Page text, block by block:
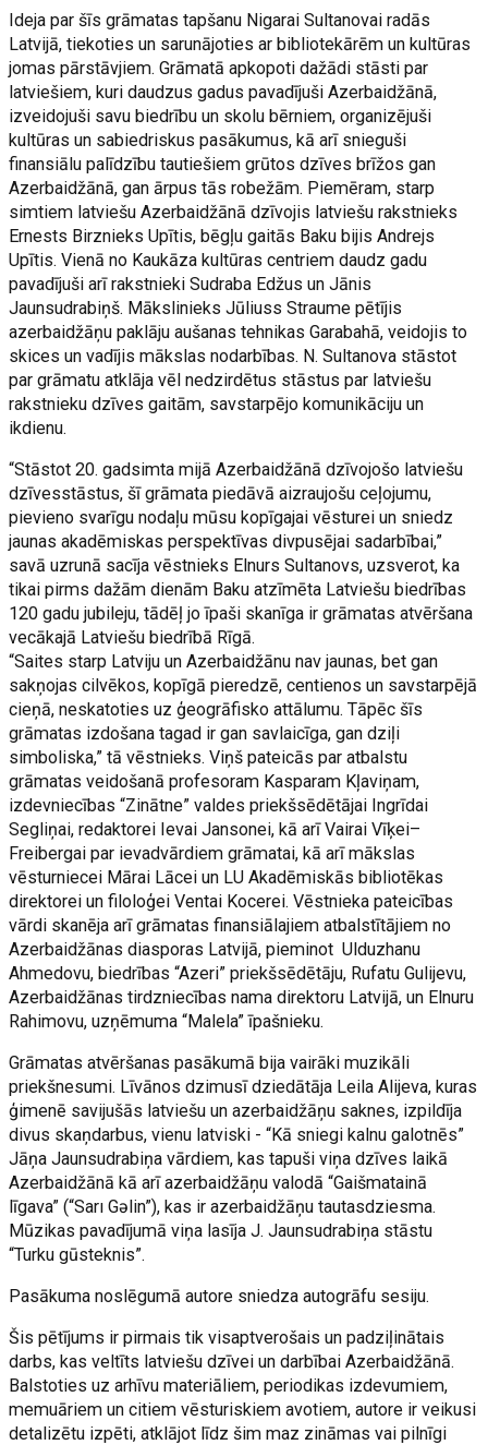
Ideja par šīs grāmatas tapšanu Nigarai Sultanovai radās
Latvijā, tiekoties un sarunājoties ar bibliotekārēm un kultūras
jomas pārstāvjiem. Grāmatā apkopoti dažādi stāsti par
latviešiem, kuri daudzus gadus pavadījuši Azerbaidžānā,
izveidojuši savu biedrību un skolu bērniem, organizējuši
kultūras un sabiedriskus pasākumus, kā arī snieguši
finansiālu palīdzību tautiešiem grūtos dzīves brīžos gan
Azerbaidžānā, gan ārpus tās robežām. Piemēram, starp
simtiem latviešu Azerbaidžānā dzīvojis latviešu rakstnieks
Ernests Birznieks Upītis, bēgļu gaitās Baku bijis Andrejs
Upītis. Vienā no Kaukāza kultūras centriem daudz gadu
pavadījuši arī rakstnieki Sudraba Edžus un Jānis
Jaunsudrabiņš. Mākslinieks Jūliuss Straume pētījis
azerbaidžāņu paklāju aušanas tehnikas Garabahā, veidojis to
skices un vadījis mākslas nodarbības. N. Sultanova stāstot
par grāmatu atklāja vēl nedzirdētus stāstus par latviešu
rakstnieku dzīves gaitām, savstarpējo komunikāciju un
ikdienu.
“Stāstot 20. gadsimta mijā Azerbaidžānā dzīvojošo latviešu
dzīvesstāstus, šī grāmata piedāvā aizraujošu ceļojumu,
pievieno svarīgu nodaļu mūsu kopīgajai vēsturei un sniedz
jaunas akadēmiskas perspektīvas divpusējai sadarbībai,”
savā uzrunā sacīja vēstnieks Elnurs Sultanovs, uzsverot, ka
tikai pirms dažām dienām Baku atzīmēta Latviešu biedrības
120 gadu jubileju, tādēļ jo īpaši skanīga ir grāmatas atvēršana
vecākajā Latviešu biedrībā Rīgā.
“Saites starp Latviju un Azerbaidžānu nav jaunas, bet gan
sakņojas cilvēkos, kopīgā pieredzē, centienos un savstarpējā
cieņā, neskatoties uz ģeogrāfisko attālumu. Tāpēc šīs
grāmatas izdošana tagad ir gan savlaicīga, gan dziļi
simboliska,” tā vēstnieks. Viņš pateicās par atbalstu
grāmatas veidošanā profesoram Kasparam Kļaviņam,
izdevniecības “Zinātne” valdes priekšsēdētājai Ingrīdai
Segliņai, redaktorei Ievai Jansonei, kā arī Vairai Vīķei–
Freibergai par ievadvārdiem grāmatai, kā arī mākslas
vēsturniecei Mārai Lācei un LU Akadēmiskās bibliotēkas
direktorei un filoloģei Ventai Kocerei. Vēstnieka pateicības
vārdi skanēja arī grāmatas finansiālajiem atbalstītājiem no
Azerbaidžānas diasporas Latvijā, pieminot Ulduzhanu
Ahmedovu, biedrības “Azeri” priekšsēdētāju, Rufatu Gulijevu,
Azerbaidžānas tirdzniecības nama direktoru Latvijā, un Elnuru
Rahimovu, uzņēmuma “Malela” īpašnieku.
Grāmatas atvēršanas pasākumā bija vairāki muzikāli
priekšnesumi. Līvānos dzimusī dziedātāja Leila Alijeva, kuras
ģimenē savijušās latviešu un azerbaidžāņu saknes, izpildīja
divus skaņdarbus, vienu latviski - “Kā sniegi kalnu galotnēs”
Jāņa Jaunsudrabiņa vārdiem, kas tapuši viņa dzīves laikā
Azerbaidžānā kā arī azerbaidžāņu valodā “Gaišmatainā
līgava” (“Sarı Gəlin”), kas ir azerbaidžāņu tautasdziesma.
Mūzikas pavadījumā viņa lasīja J. Jaunsudrabiņa stāstu
“Turku gūsteknis”.
Pasākuma noslēgumā autore sniedza autogrāfu sesiju.
Šis pētījums ir pirmais tik visaptverošais un padziļinātais
darbs, kas veltīts latviešu dzīvei un darbībai Azerbaidžānā.
Balstoties uz arhīvu materiāliem, periodikas izdevumiem,
memuāriem un citiem vēsturiskiem avotiem, autore ir veikusi
detalizētu izpēti, atklājot līdz šim maz zināmas vai pilnīgi